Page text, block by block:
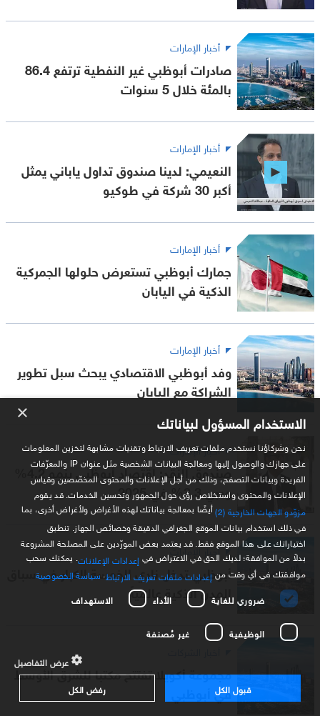
أخبار الإمارات
صادرات أبوظبي غير النفطية ترتفع 86.4
بالمئة خلال 5 سنوات
أخبار الإمارات
النعيمي: لدينا صندوق تداول ياباني يمثل
أكبر 30 شركة في طوكيو
أخبار الإمارات
جمارك أبوظبي تستعرض حلولها الجمركية
الذكية في اليابان
أخبار الإمارات
وفد أبوظبي الاقتصادي يبحث سبل تطوير
الشراكة مع اليابان
أخبار الإمارات
ودبي 3.3% في 2025
أخبار الإمارات
أبوظبي تدخل نادي الخمسة الكبار في سباق
المدن الذكية عالمياً
مجموعة أكويلا تفتتح مكتبا للشرق الأوسط
في أبوظبي
× الاستخدام المسؤول لبياناتك
نحن وشركاؤنا نستخدم ملفات تعريف الارتباط وتقنيات مشابهة لتخزين المعلومات
على جهازك والوصول إليها ومعالجة البيانات الشخصية مثل عنوان IP والمعرّفات
الفريدة وبيانات التصفح، وذلك من أجل الإعلانات والمحتوى المخصّصين وقياس
الإعلانات والمحتوى واستخلاص رؤى حول الجمهور وتحسين الخدمات. قد يقوم
مزوّدو الجهات الخارجية (2)
أيضًا بمعالجة بياناتك لهذه الأغراض ولأغراض أخرى، بما
في ذلك استخدام بيانات الموقع الجغرافي الدقيقة وخصائص الجهاز. تنطبق
اختياراتك على هذا الموقع فقط. قد يعتمد بعض المورّدين على المصلحة المشروعة
بدلاً من الموافقة؛ لديك الحق في الاعتراض في إعدادات الإعلانات . يمكنك سحب
موافقتك في أي وقت من إعدادات ملفات تعريف الارتباط سياسة الخصوصية
ضروري للغاية
الأداء الاستهداف
الوظيفية غير مُصنفة
عرض التفاصيل
قبول الكل
رفض الكل